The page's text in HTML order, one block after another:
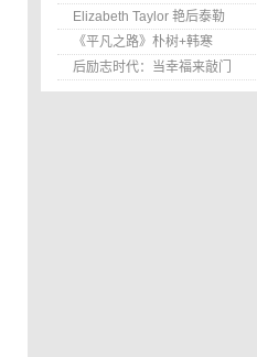
Elizabeth Taylor 艳后泰勒
《平凡之路》朴树+韩寒
后励志时代：当幸福来敲门